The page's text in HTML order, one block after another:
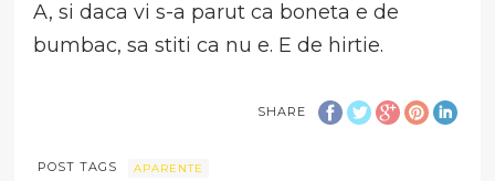
A, si daca vi s-a parut ca boneta e de
bumbac, sa stiti ca nu e. E de hirtie.
SHARE
POST TAGS APARENTE